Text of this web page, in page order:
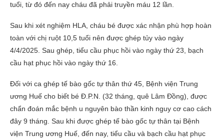
tuổi, từ đó đến nay cháu đã phải truyền máu 12 lần.
Sau khi xét nghiệm HLA, cháu bé được xác nhận phù hợp hoàn
toàn với chị ruột 10,5 tuổi nên được ghép tủy vào ngày
4/4/2025. Sau ghép, tiểu cầu phục hồi vào ngày thứ 23, bạch
cầu hạt phục hồi vào ngày thứ 16.
Đối với ca ghép tế bào gốc tự thân thứ 45, Bệnh viện Trung
ương Huế cho biết bé Đ.P.N. (32 tháng, quê Lâm Đồng), được
chẩn đoán mắc bệnh u nguyên bào thần kinh nguy cơ cao cách
đây 9 tháng. Sau khi được ghép tế bào gốc tự thân tại Bệnh
viện Trung ương Huế, đến nay, tiểu cầu và bạch cầu hạt phục